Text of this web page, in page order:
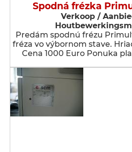
Spodná frézka
Verkoop /
Predám spodnú frézu
fréza vo výbornom stave.
Cena 1000 Euro Ponuka